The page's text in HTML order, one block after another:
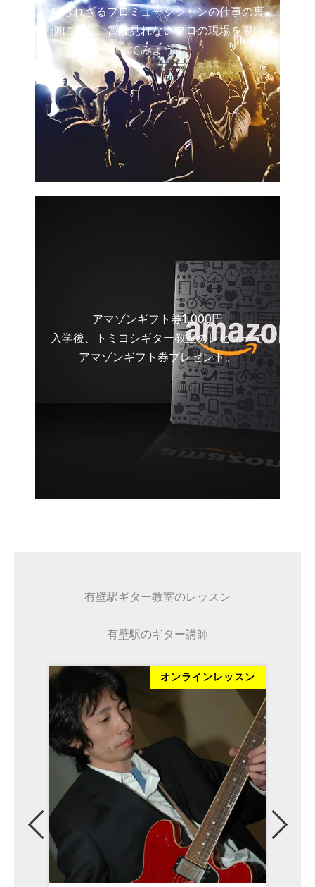
知られざるプロミュージシャンの仕事の裏
側に密着。普段見れないプロの現場を覗い
てみよう！
アマゾンギフト券1,000円
入学後、トミヨシギター教室のレビューで
アマゾンギフト券プレゼント。
有壁駅ギター教室のレッスン
有壁駅のギター講師
オンラインレッスン